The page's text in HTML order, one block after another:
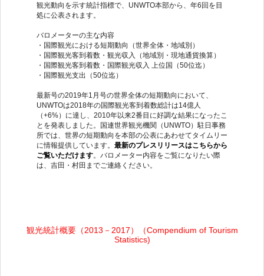
観光動向を示す統計指標で、UNWTO本部から、年6回を目
処に公表されます。
バロメーターの主な内容
・国際観光における短期動向（世界全体・地域別）
・国際観光客到着数・観光収入（地域別・現地通貨換算）
・国際観光客到着数・国際観光収入 上位国（50位迄）
・国際観光支出（50位迄）
最新号の2019年1月号の世界全体の短期動向において、
UNWTOは2018年の国際観光客到着数総計は14億人
（+6%）に達し、2010年以来2番目に好調な結果になったこ
とを発表しました。国連世界観光機関（UNWTO）駐日事務
所では、世界の短期動向を本部の公表にあわせてタイムリー
に情報提供しています。 最新のプレスリリースはこちらから
ご覧いただけます。バロメーター内容をご覧になりたい際
は、吉田・村田までご連絡ください。
観光統計概要（2013 － 2017）（Compendium of Tourism
Statistics)